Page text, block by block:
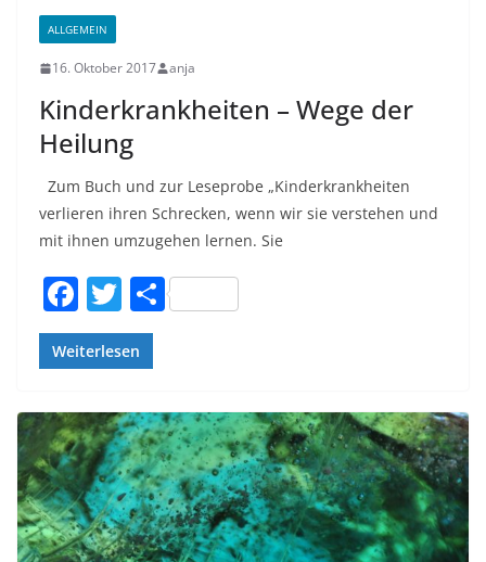
ALLGEMEIN
16. Oktober 2017 anja
Kinderkrankheiten – Wege der
Heilung
Zum Buch und zur Leseprobe „Kinderkrankheiten
verlieren ihren Schrecken, wenn wir sie verstehen und
mit ihnen umzugehen lernen. Sie
F
a
c
b
o
o
k
T
w
itt
T
Weiterlesen